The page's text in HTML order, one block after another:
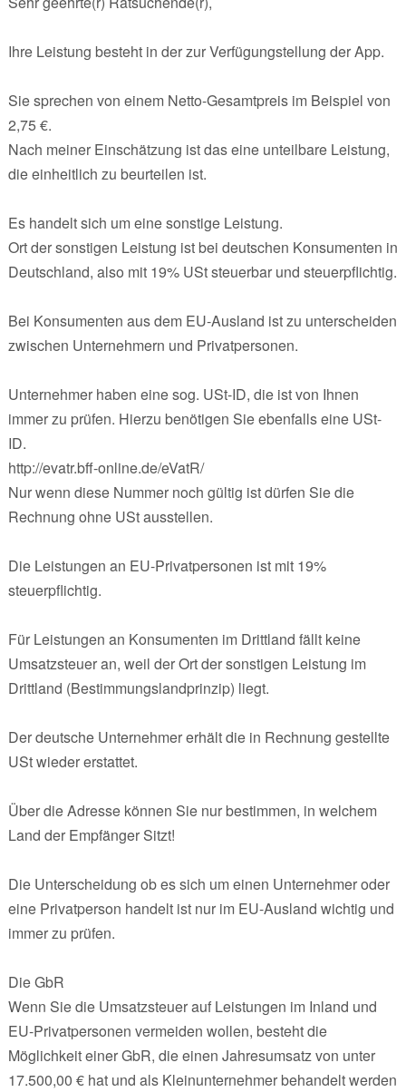
Ihre Leistung besteht in der zur Verfügungstellung der App.
Sie sprechen von einem Netto-Gesamtpreis im Beispiel von
2,75 €.
Nach meiner Einschätzung ist das eine unteilbare Leistung,
die einheitlich zu beurteilen ist.
Es handelt sich um eine sonstige Leistung.
Ort der sonstigen Leistung ist bei deutschen Konsumenten in
Deutschland, also mit 19% USt steuerbar und steuerpflichtig.
Bei Konsumenten aus dem EU-Ausland ist zu unterscheiden
zwischen Unternehmern und Privatpersonen.
Unternehmer haben eine sog. USt-ID, die ist von Ihnen
immer zu prüfen. Hierzu benötigen Sie ebenfalls eine USt-
ID.
http://evatr.bff-online.de/eVatR/
Nur wenn diese Nummer noch gültig ist dürfen Sie die
Rechnung ohne USt ausstellen.
Die Leistungen an EU-Privatpersonen ist mit 19%
steuerpflichtig.
Für Leistungen an Konsumenten im Drittland fällt keine
Umsatzsteuer an, weil der Ort der sonstigen Leistung im
Drittland (Bestimmungslandprinzip) liegt.
Der deutsche Unternehmer erhält die in Rechnung gestellte
USt wieder erstattet.
Über die Adresse können Sie nur bestimmen, in welchem
Land der Empfänger Sitzt!
Die Unterscheidung ob es sich um einen Unternehmer oder
eine Privatperson handelt ist nur im EU-Ausland wichtig und
immer zu prüfen.
Die GbR
Wenn Sie die Umsatzsteuer auf Leistungen im Inland und
EU-Privatpersonen vermeiden wollen, besteht die
Möglichkeit einer GbR, die einen Jahresumsatz von unter
17.500,00 € hat und als Kleinunternehmer behandelt werden